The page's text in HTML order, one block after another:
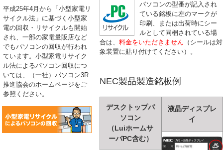
パソコンの型番が記入され
ている銘板に左のマークが
印刷、または出荷時にシー
ルとして同梱されている場
合は、 料金をいただきません （シールは対
象装置に貼り付けてください）。
NEC製品製造銘板例
デスクトップパ
ソコン
（Luiホームサ
ーバPC含む）
液晶ディスプレ
イ
平成25年4月から「小型家電リ
サイクル法」に基づく小型家
電の回収・リサイクルも開始
され、一部の家電量販店など
でもパソコンの回収が行われ
ています。小型家電リサイク
ル法によるパソコン回収につ
いては、（一社）パソコン3R
推進協会のホームページをご
参照ください。